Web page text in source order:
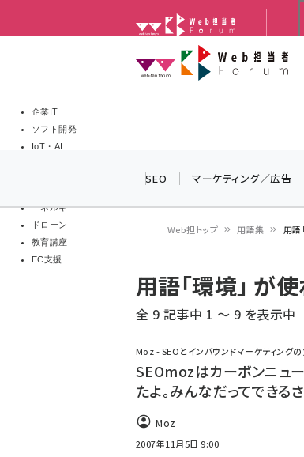
イ
企業IT
ソフト開発
IoT・AI
エネルギー
ドローン
教育講座
EC支援
Web担当
SEO マーケティング／広告
ン
く
ず
Web担トップ 用語集 用語
用語「環境」 が
全 9 記事中 1 ～ 9 を表示中
Moz - SEOとインバウンドマーケティングの
SEOmozはカーボンニュ
たよ。みんなだってできるさ
Moz
2007年11月5日 9:00